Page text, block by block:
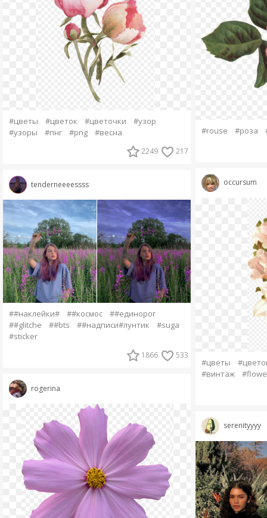
#цветы #цветок #цветочки
#узор
#узоры
#пнг #png #весна
2249 217
tenderneeeessss
##наклейки# ##космос
##единорог
##glitche
##bts ##надписи#лунтик
#suga
#sticker
1866 533
rogerina
#rouse #роза
occursum
#цветы
#винтаж
serenityyyy